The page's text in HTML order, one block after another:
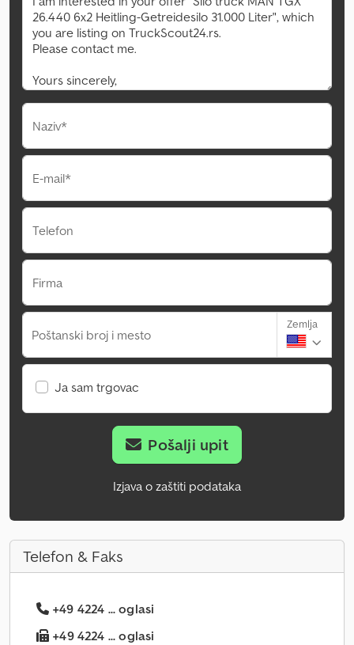
Naziv*
E-mail*
Telefon
Firma
Poštanski broj i mesto
Zemlja
Ja sam trgovac
Pošalji upit
Izjava o zaštiti podataka
Telefon & Faks
+49 4224 ... oglasi
+49 4224 ... oglasi